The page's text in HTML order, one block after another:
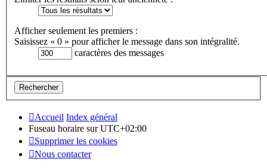
Afficher seulement les premiers :
Saisissez « 0 » pour afficher le message dans son intégralité.
caractères des messages
Accueil Index général
Fuseau horaire surUTC+02:00
Supprimer les cookies
Nous contacter